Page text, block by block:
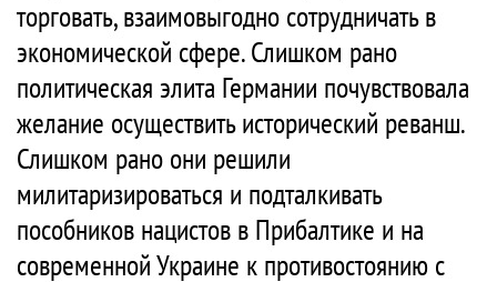
торговать, взаимовыгодно сотрудничать в
экономической сфере. Слишком рано
политическая элита Германии почувствовала
желание осуществить исторический реванш.
Слишком рано они решили
милитаризироваться и подталкивать
пособников нацистов в Прибалтике и на
современной Украине к противостоянию с